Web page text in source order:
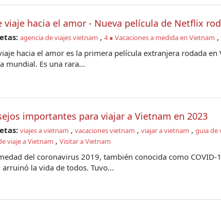
viaje hacia el amor - Nueva película de Netflix
agencia de viajes vietnam , 4 ● Vacaciones a medida en Vietnam ,
hacia el amor es la primera película extranjera rodada en
mundial. Es una rara...
importantes para viajar a Vietnam en 2023
viajes a vietnam , vacaciones vietnam , viajar a vietnam , guia de
viaje a Vietnam , Visitar a Vietnam
del coronavirus 2019, también conocida como COVID-
la vida de todos. Tuvo...